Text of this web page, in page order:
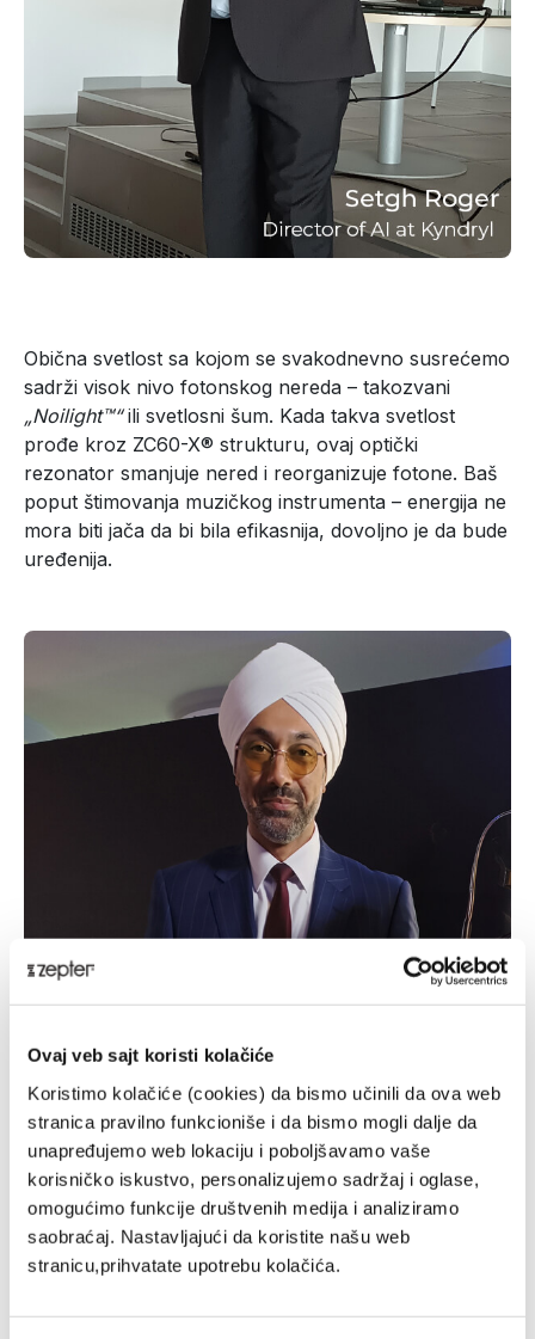
Ovaj veb sajt koristi kolačiće
Koristimo kolačiće (cookies) da bismo učinili da ova web
stranica pravilno funkcioniše i da bismo mogli dalje da
unapređujemo web lokaciju i poboljšavamo vaše
korisničko iskustvo, personalizujemo sadržaj i oglase,
omogućimo funkcije društvenih medija i analiziramo
saobraćaj. Nastavljajući da koristite našu web
stranicu,prihvatate upotrebu kolačića.
Obična svetlost sa kojom se svakodnevno susrećemo
sadrži visok nivo fotonskog nereda – takozvani
„Noilight™“ili svetlosni šum. Kada takva svetlost
prođe kroz ZC60-X® strukturu, ovaj optički
rezonator smanjuje nered i reorganizuje fotone. Baš
poput štimovanja muzičkog instrumenta – energija ne
mora biti jača da bi bila efikasnija, dovoljno je da bude
uređenija.